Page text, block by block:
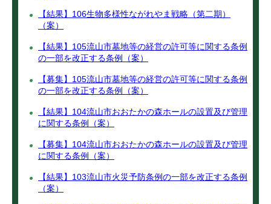
【結果】106生物多様性ながれやま戦略（第二期）
（案）
【結果】105流山市墓地等の経営の許可等に関する条例
の一部を改正する条例（案）
【募集】105流山市墓地等の経営の許可等に関する条例
の一部を改正する条例（案）
【結果】104流山市おおたかの森ホールの設置及び管理
に関する条例（案）
【募集】104流山市おおたかの森ホールの設置及び管理
に関する条例（案）
【結果】103流山市火災予防条例の一部を改正する条例
（案）